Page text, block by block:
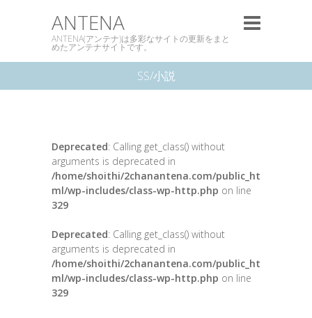
ANTENA
ANTENA(アンテナ)は多彩なサイトの更新をまと
めたアンテナサイトです。
SS/小説
Deprecated: Calling get_class() without
arguments is deprecated in
/home/shoithi/2chanantena.com/public_ht
ml/wp-includes/class-wp-http.php on line
329
Deprecated: Calling get_class() without
arguments is deprecated in
/home/shoithi/2chanantena.com/public_ht
ml/wp-includes/class-wp-http.php on line
329